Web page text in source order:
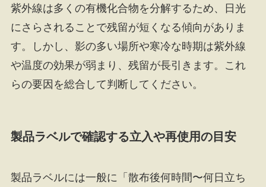
紫外線は多くの有機化合物を分解するため、日光
にさらされることで残留が短くなる傾向がありま
す。しかし、影の多い場所や寒冷な時期は紫外線
や温度の効果が弱まり、残留が長引きます。これ
らの要因を総合して判断してください。
製品ラベルで確認する立入や再使用の目安
製品ラベルには一般に「散布後何時間〜何日立ち